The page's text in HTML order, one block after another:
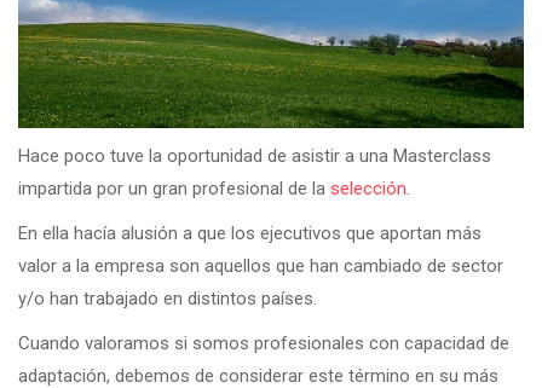
Hace poco tuve la oportunidad de asistir a una Masterclass
impartida por un gran profesional de la selección.
En ella hacía alusión a que los ejecutivos que aportan más
valor a la empresa son aquellos que han cambiado de sector
y/o han trabajado en distintos países.
Cuando valoramos si somos profesionales con capacidad de
adaptación, debemos de considerar este término en su más